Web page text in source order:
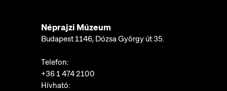
Néprajzi Múzeum
Budapest 1146, Dózsa György út 35.
Telefon:
+36 1 474 2100
Hívható: